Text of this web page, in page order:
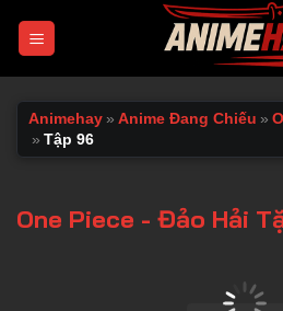
Animehay » Anime Đang Chiếu »
» Tập 96
One Piece - Đảo Hải